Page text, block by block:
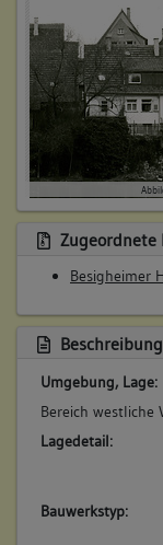
4. Besitzer:in:
(1680 - 1688)
Bemerkung Familie:
Bemerkung Besitz:
kauft von Witwe
Haus
Betroffene
Zugeordnete
Besigheimer
Beschreibung
Umgebung, Lage:
Bereich westliche
Lagedetail:
Bauwerkstyp: